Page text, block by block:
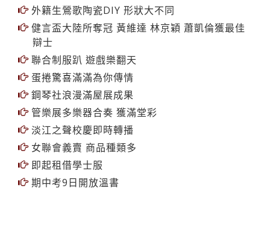
外籍生鶯歌陶瓷DIY 形狀大不同
健言盃大陸所奪冠 黃維達 林京穎 蕭凱倫獲最佳
辯士
聯合制服趴 遊戲樂翻天
蛋捲驚喜滿滿為你傳情
鋼琴社浪漫滿屋展成果
管樂展多樂器合奏 獲滿堂彩
淡江之聲校慶即時轉播
女聯會義賣 商品種類多
即起租借學士服
期中考9日開放溫書